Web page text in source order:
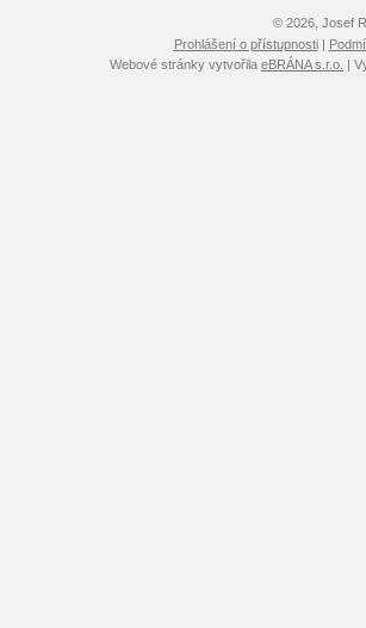
© 2026, Josef
Prohlášení o přístupnosti|
Webové stránky vytvořila eBRÁNA s.r.o. |